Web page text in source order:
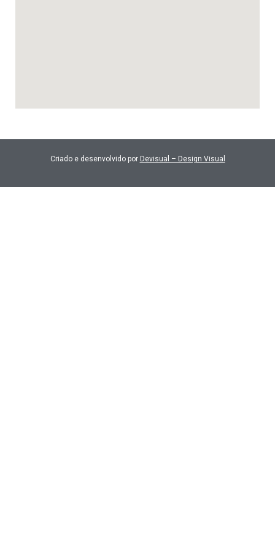
Criado e desenvolvido por Devisual – Design Visual